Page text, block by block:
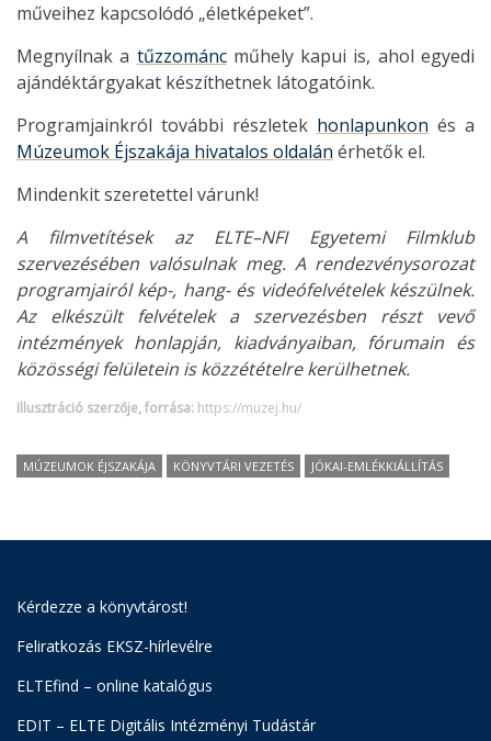
műveihez kapcsolódó „életképeket”.
Megnyílnak a tűzzománcműhely kapui is, ahol egyedi
ajándéktárgyakat készíthetnek látogatóink.
Programjainkról további részletek honlapunkon és a
Múzeumok Éjszakája hivatalos oldalán érhetők el.
Mindenkit szeretettel várunk!
A filmvetítések az ELTE–NFI Egyetemi Filmklub
szervezésében valósulnak meg. A rendezvénysorozat
programjairól kép-, hang- és videófelvételek készülnek.
Az elkészült felvételek a szervezésben részt vevő
intézmények honlapján, kiadványaiban, fórumain és
közösségi felületein is közzétételre kerülhetnek.
Illusztráció szerzője, forrása: https://muzej.hu/
MÚZEUMOK ÉJSZAKÁJA KÖNYVTÁRI VEZETÉS JÓKAI-EMLÉKKIÁLLÍTÁS
Kérdezze a könyvtárost!
Feliratkozás EKSZ-hírlevélre
ELTEfind – online katalógus
EDIT – ELTE Digitális Intézményi Tudástár